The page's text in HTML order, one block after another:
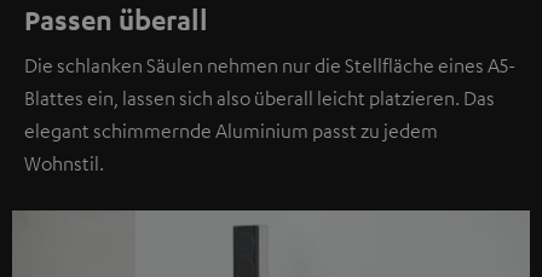
Passen überall
Die schlanken Säulen nehmen nur die Stellfläche eines A5-
Blattes ein, lassen sich also überall leicht platzieren. Das
elegant schimmernde Aluminium passt zu jedem
Wohnstil.